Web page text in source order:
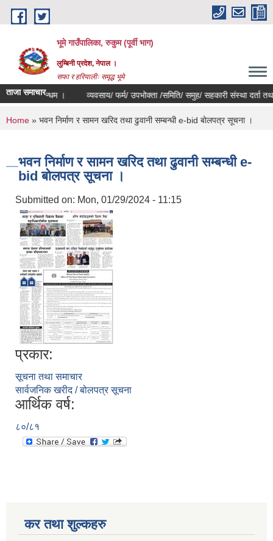
Skip to main content
भूमे गाउँपालिका, रुकुम (पूर्वी भाग)
लुम्बिनी प्रदेश, नेपाल ।
सफा र हरियालीः समृद्ध भूमे
ताजा समाचार
सम्बन्धम । व्यवसाय/ फर्म/ उपभोक्ता /समिति/ समुह/ सहकारी संस्था दर्ता तथा
You are here
Home » भवन निर्माण र सामन खरिद तथा ढुवानी सम्बन्धी e-bid बोलपत्र सूचना ।
भवन निर्माण र सामन खरिद तथा ढुवानी सम्बन्धी e-
bid बोलपत्र सूचना ।
Submitted on: Mon, 01/29/2024 - 11:15
प्रकार:
सूचना तथा समाचार
सार्वजनिक खरीद / बोलपत्र सूचना
आर्थिक वर्ष:
८०/८१
कर तथा शुल्कहरु